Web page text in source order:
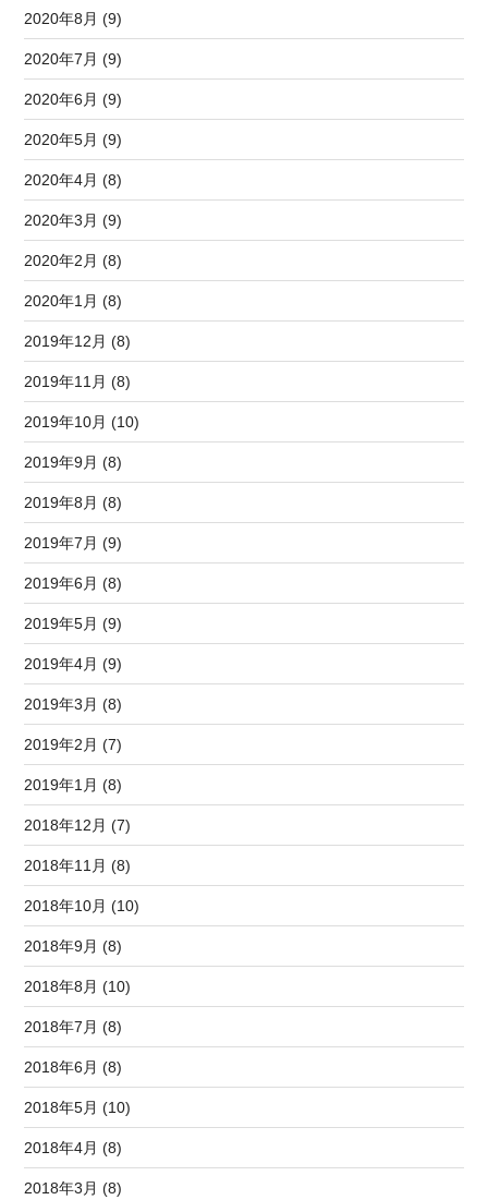
2020年8月 (9)
2020年7月 (9)
2020年6月 (9)
2020年5月 (9)
2020年4月 (8)
2020年3月 (9)
2020年2月 (8)
2020年1月 (8)
2019年12月 (8)
2019年11月 (8)
2019年10月 (10)
2019年9月 (8)
2019年8月 (8)
2019年7月 (9)
2019年6月 (8)
2019年5月 (9)
2019年4月 (9)
2019年3月 (8)
2019年2月 (7)
2019年1月 (8)
2018年12月 (7)
2018年11月 (8)
2018年10月 (10)
2018年9月 (8)
2018年8月 (10)
2018年7月 (8)
2018年6月 (8)
2018年5月 (10)
2018年4月 (8)
2018年3月 (8)